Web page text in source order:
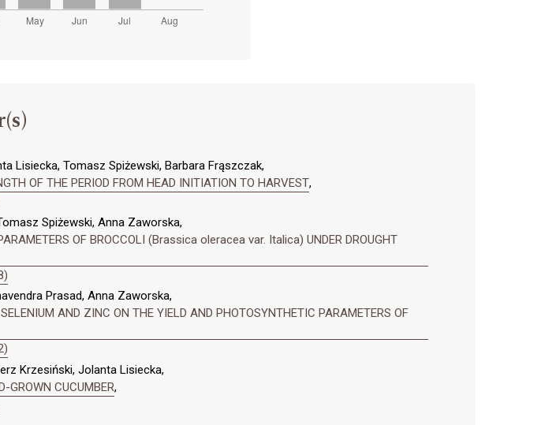
Lisiecka, Tomasz Spiżewski, Barbara Frąszczak,
OF THE PERIOD FROM HEAD INITIATION TO HARVEST,
Spiżewski, Anna Zaworska,
OF BROCCOLI (Brassica oleracea var. Italica) UNDER DROUGHT
Prasad, Anna Zaworska,
AND ZINC ON THE YIELD AND PHOTOSYNTHETIC PARAMETERS OF
Krzesiński, Jolanta Lisiecka,
GROWN CUCUMBER,